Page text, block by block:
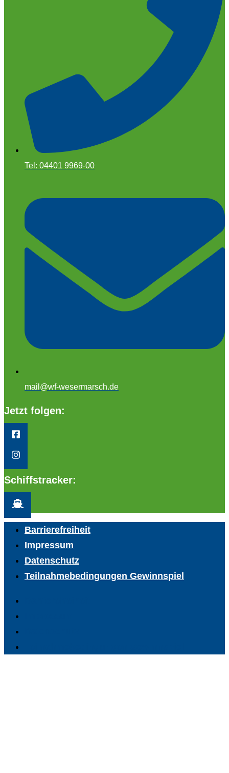
Tel: 04401 9969-00
mail@wf-wesermarsch.de
Jetzt folgen:
Schiffstracker:
Barrierefreiheit
Impressum
Datenschutz
Teilnahmebedingungen Gewinnspiel